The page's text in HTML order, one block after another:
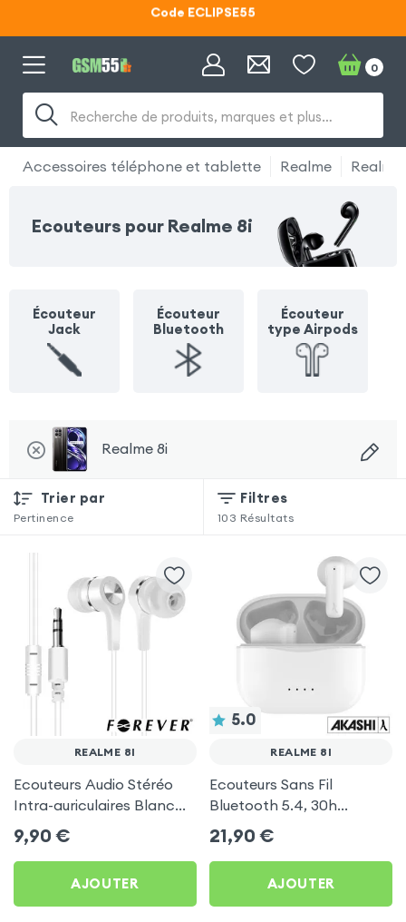
Lunettes d'éclipse OFFERTES
Code ECLIPSE55
Recherche de produits, marques et plus…
0
Accessoires téléphone et tablette Realme Realme
Ecouteurs pour Realme 8i
Écouteur
Jack
Écouteur
Bluetooth
Écouteur
type Airpods
Realme 8i
Trier par
Pertinence
Filtres
103 Résultats
REALME 8I
Ecouteurs Audio Stéréo
Intra-auriculaires Blanc
by Forever pour Realme 8i
9,90 €
AJOUTER
5.0
REALME 8I
Ecouteurs Sans Fil
Bluetooth 5.4, 30h
d'autonomie, Son Stéréo,
Akashi - Blanc pour
Realme 8i
21,90 €
AJOUTER